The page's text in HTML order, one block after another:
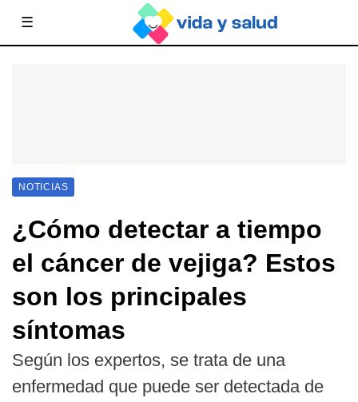
☰
NOTICIAS
¿Cómo detectar a tiempo
el cáncer de vejiga? Estos
son los principales
síntomas
Según los expertos, se trata de una
enfermedad que puede ser detectada de